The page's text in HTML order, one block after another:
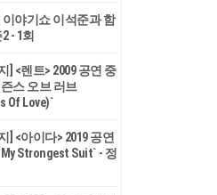
이야기쇼 이석준과 함
- 1회
] <렌트> 2009 공연 중
스 오브 러브
Of Love)`
] <아이다> 2019 공연
Strongest Suit` - 정